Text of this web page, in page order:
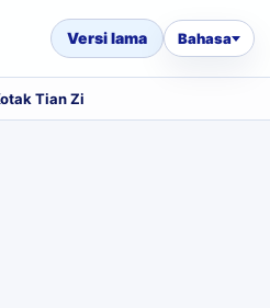
Versi lama Bahasa
Tian Zi